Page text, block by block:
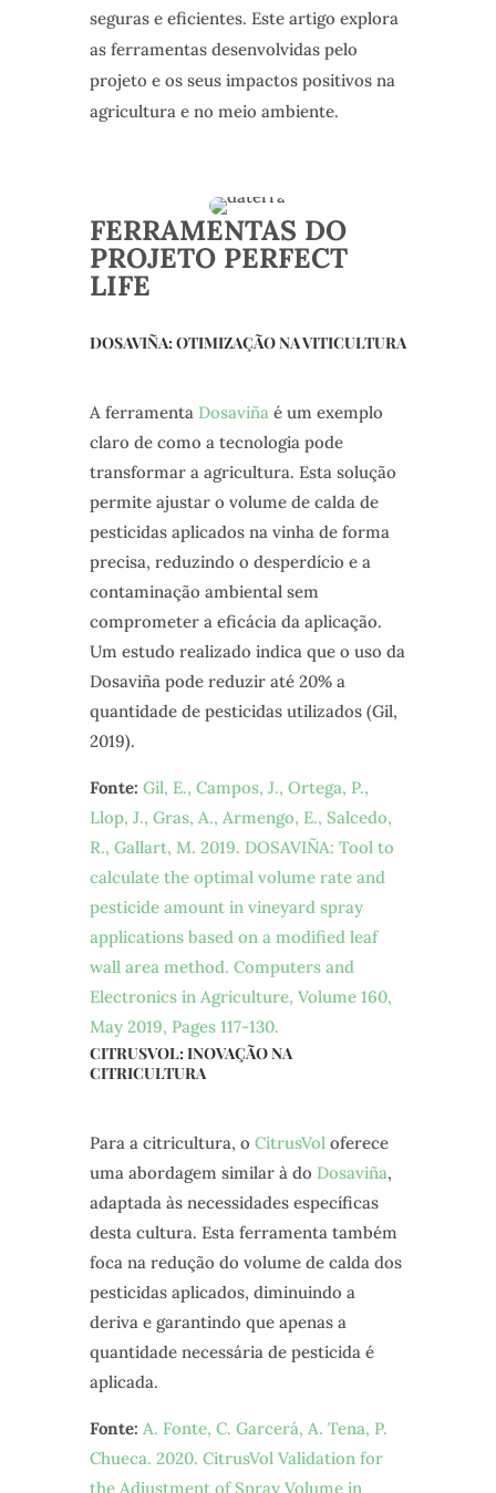
seguras e eficientes. Este artigo explora
as ferramentas desenvolvidas pelo
projeto e os seus impactos positivos na
agricultura e no meio ambiente.
FERRAMENTAS DO
PROJETO PERFECT
LIFE
DOSAVIÑA: OTIMIZAÇÃO NA VITICULTURA
A ferramenta Dosaviñaé um exemplo
claro de como a tecnologia pode
transformar a agricultura. Esta solução
permite ajustar o volume de calda de
pesticidas aplicados na vinha de forma
precisa, reduzindo o desperdício e a
contaminação ambiental sem
comprometer a eficácia da aplicação.
Um estudo realizado indica que o uso da
Dosaviña pode reduzir até 20% a
quantidade de pesticidas utilizados (Gil,
2019).
Fonte: Gil, E., Campos, J., Ortega, P.,
Llop, J., Gras, A., Armengo, E., Salcedo,
R., Gallart, M. 2019. DOSAVIÑA: Tool to
calculate the optimal volume rate and
pesticide amount in vineyard spray
applications based on a modified leaf
wall area method. Computers and
Electronics in Agriculture, Volume 160,
May 2019, Pages 117-130.
CITRUSVOL: INOVAÇÃO NA
CITRICULTURA
Para a citricultura, o CitrusVoloferece
uma abordagem similar à do Dosaviña,
adaptada às necessidades específicas
desta cultura. Esta ferramenta também
foca na redução do volume de calda dos
pesticidas aplicados, diminuindo a
deriva e garantindo que apenas a
quantidade necessária de pesticida é
aplicada.
Fonte: A. Fonte, C. Garcerá, A. Tena, P.
Chueca. 2020. CitrusVol Validation for
the Adjustment of Spray Volume in